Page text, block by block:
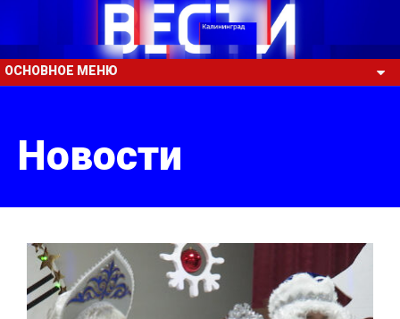
ОСНОВНОЕ МЕНЮ
Новости